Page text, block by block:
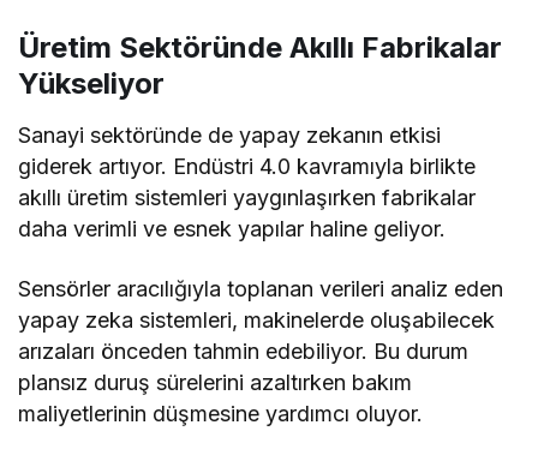
Üretim Sektöründe Akıllı Fabrikalar
Yükseliyor
Sanayi sektöründe de yapay zekanın etkisi
giderek artıyor. Endüstri 4.0 kavramıyla birlikte
akıllı üretim sistemleri yaygınlaşırken fabrikalar
daha verimli ve esnek yapılar haline geliyor.
Sensörler aracılığıyla toplanan verileri analiz eden
yapay zeka sistemleri, makinelerde oluşabilecek
arızaları önceden tahmin edebiliyor. Bu durum
plansız duruş sürelerini azaltırken bakım
maliyetlerinin düşmesine yardımcı oluyor.